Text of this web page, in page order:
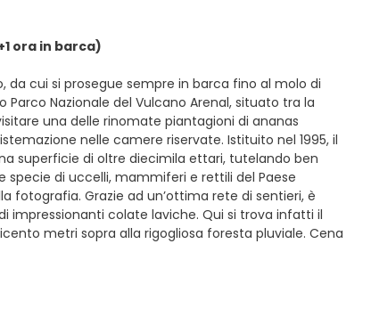
ora in barca)
cui si prosegue sempre in barca fino al molo di
Nazionale del Vulcano Arenal, situato tra la
una delle rinomate piantagioni di ananas
nelle camere riservate. Istituito nel 1995, il
superficie di oltre diecimila ettari, tutelando ben
specie di uccelli, mammiferi e rettili del Paese
fotografia. Grazie ad un’ottima rete di sentieri, è
impressionanti colate laviche. Qui si trova infatti il
metri sopra alla rigogliosa foresta pluviale. Cena